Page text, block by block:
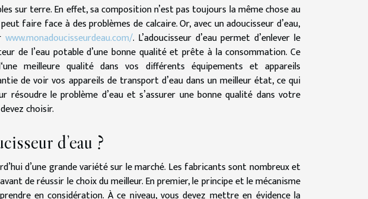
sur terre. En effet, sa composition n’est pas toujours la même chose au
faire face à des problèmes de calcaire. Or, avec un adoucisseur d’eau,
www.monadoucisseurdeau.com/. L’adoucisseur d’eau permet d’enlever le
de l’eau potable d’une bonne qualité et prête à la consommation. Ce
meilleure qualité dans vos différents équipements et appareils
de voir vos appareils de transport d’eau dans un meilleur état, ce qui
le problème d’eau et s’assurer une bonne qualité dans votre
choisir.
d’eau ?
d’une grande variété sur le marché. Les fabricants sont nombreux et
de réussir le choix du meilleur. En premier, le principe et le mécanisme
en considération. À ce niveau, vous devez mettre en évidence la